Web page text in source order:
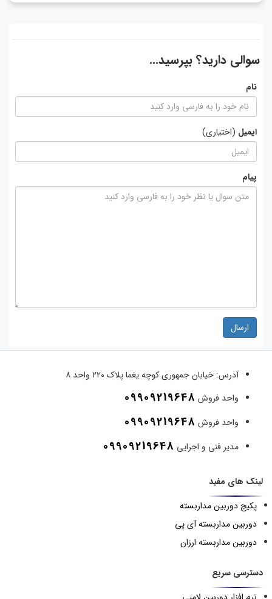
سوالی دارید؟ بپرسید...
نام
ایمیل (اختیاری)
پیام
ارسال
آدرس: خیابان جمهوری کوچه یغما پلاک ۲۲۰ واحد ۸
واحد فروش 09909219648
واحد فروش 09909219648
مدیر فنی و اجرایی 09909219648
لینک های مفید
پکیج دوربین مداربسته
دوربین مداربسته آی پی
دوربین مداربسته ارزان
دسترسی سریع